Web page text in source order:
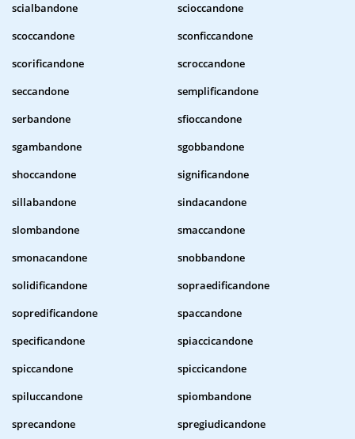
scialbandone
scioccandone
scoccandone
sconficcandone
scorificandone
scroccandone
seccandone
semplificandone
serbandone
sfioccandone
sgambandone
sgobbandone
shoccandone
significandone
sillabandone
sindacandone
slombandone
smaccandone
smonacandone
snobbandone
solidificandone
sopraedificandone
sopredificandone
spaccandone
specificandone
spiaccicandone
spiccandone
spiccicandone
spiluccandone
spiombandone
sprecandone
spregiudicandone